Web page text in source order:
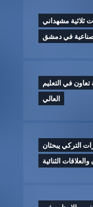
ثلاثية مشهداني
في دمشق
تعاون في التعليم
العالي
التركي يبحثان
والعلاقات الثنائية